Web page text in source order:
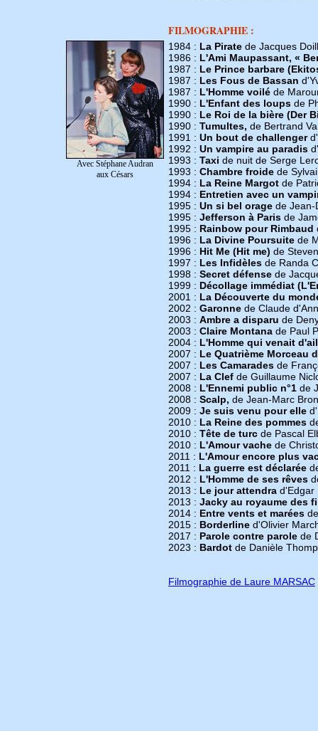
FILMOGRAPHIE :
Avec Stéphane Audran
aux Césars
1984 : La Pirate de Jacques
1986 : L'Ami Maupassant, «
1987 : Le Prince barbare
1987 : Les Fous de Bassan
1987 : L'Homme voilé de
1990 : L'Enfant des loups de
1990 : Le Roi de la bière (Der
1990 : Tumultes, de Bertrand
1991 : Un bout de challenger
1992 : Un vampire au paradis
1993 : Taxi de nuit de Serge
1993 : Chambre froide de
1994 : La Reine Margot de
1994 : Entretien avec un
1995 : Un si bel orage de Jean-
1995 : Jefferson à Paris de
1995 : Rainbow pour Rimbaud
1996 : La Divine Poursuite de
1996 : Hit Me (Hit me) de
1997 : Les Infidèles de Randa
1998 : Secret défense de
1999 : Décollage immédiat
2001 : La Découverte du
2002 : Garonne de Claude
2003 : Ambre a disparu de
2003 : Claire Montana de Paul
2004 : L'Homme qui venait
2007 : Le Quatrième Morceau
2007 : Les Camarades de
2007 : La Clef de Guillaume
2008 : L'Ennemi public n°1 de
2008 : Scalp, de Jean-Marc
2009 : Je suis venu pour elle
2010 : La Reine des pommes
2010 : Tête de turc de Pascal
2010 : L'Amour vache de
2011 : L'Amour encore plus
2011 : La guerre est déclarée
2012 : L'Homme de ses rêves
2013 : Le jour attendra d'Edgar
2013 : Jacky au royaume des
2014 : Entre vents et marées
2015 : Borderline d'Olivier
2017 : Parole contre parole de
2023 : Bardot de Danièle
Filmographie de Laure MARSAC